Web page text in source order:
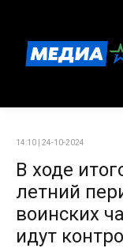
14:10 | 24-10-2024
В ходе
летний
воинских
идут